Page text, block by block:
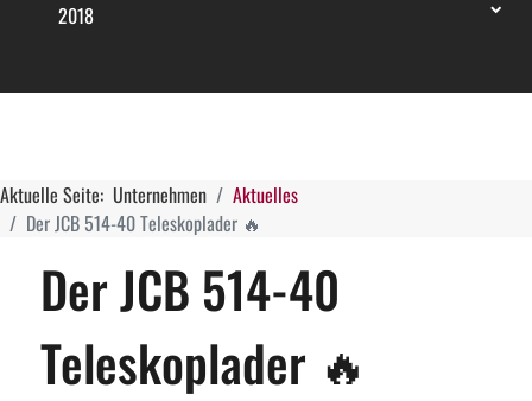
2018
Aktuelle Seite: Unternehmen
Aktuelles
Der JCB 514-40 Teleskoplader 🔥
Der JCB 514-40
Teleskoplader 🔥